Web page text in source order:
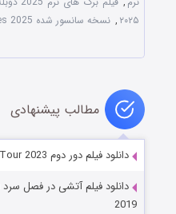
۲۰۲۵ , نسخه سانسور شده Soft Leaves 2025
مطالب پیشنهادی
دانلود فیلم دور دوم Second Tour 2023
2019